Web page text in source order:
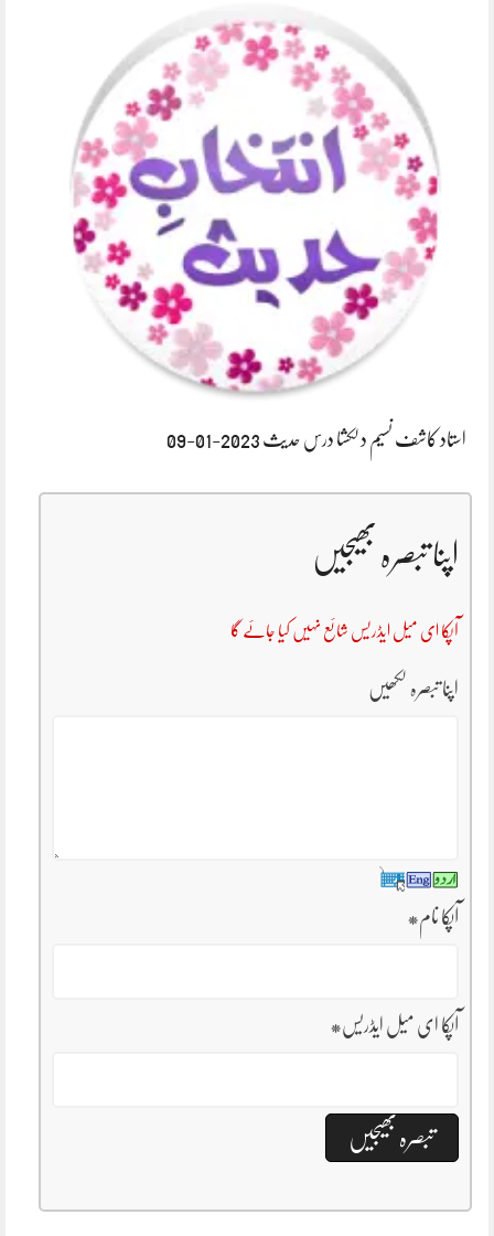
استاد کاشف نسیم دلکشا درس حدیث 2023-01-09
اپنا تبصرہ بھیجیں
آپکا ای میل ایڈریس شائع نہیں کیا جائے گا
اپنا تبصرہ لکھیں
آپکا نام*
آپکا ای میل ایڈریس*